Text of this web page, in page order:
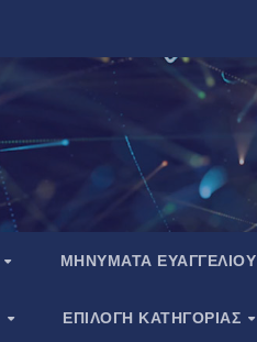
ΜΗΝΥΜΑΤΑ ΕΥΑΓΓΕΛΙΟΥ
ΕΠΙΛΟΓΗ ΚΑΤΗΓΟΡΙΑΣ